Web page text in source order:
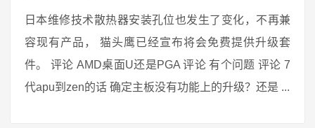
日本维修技术散热器安装孔位也发生了变化，不再兼
容现有产品， 猫头鹰已经宣布将会免费提供升级套
件。 评论 AMD桌面U还是PGA 评论 有个问题 评论 7
代apu到zen的话 确定主板没有功能上的升级？还是 ...